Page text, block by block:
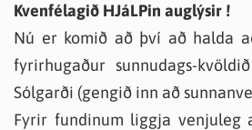
Kvenfélagið HJáLPin auglýsir !
Nú er komið að því að halda
fyrirhugaður sunnudags-
Sólgarði (gengið inn að
Fyrir fundinum liggja venjuleg